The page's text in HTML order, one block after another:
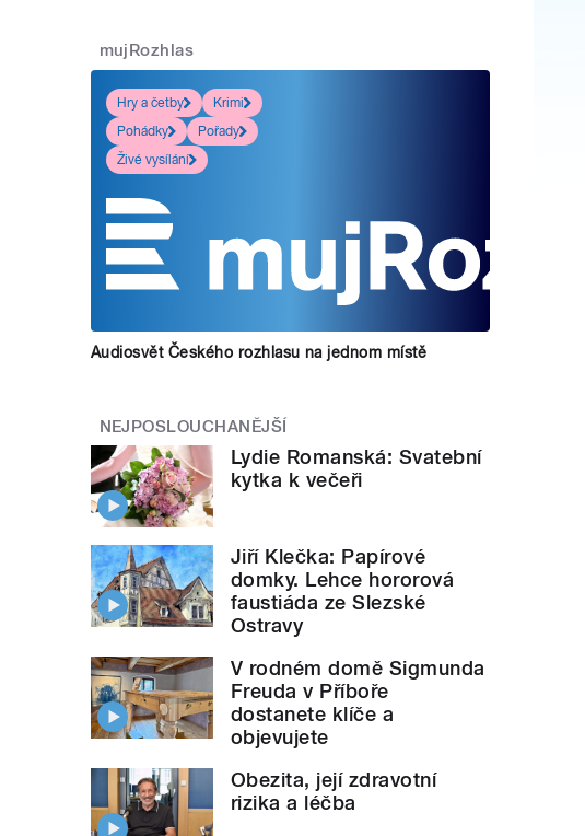
mujRozhlas
Hry a četby
Krimi
Pohádky
Pořady
Živé vysílání
Audiosvět Českého rozhlasu na jednom místě
NEJPOSLOUCHANĚJŠÍ
Lydie Romanská: Svatební
kytka k večeři
Jiří Klečka: Papírové
domky. Lehce hororová
faustiáda ze Slezské
Ostravy
V rodném domě Sigmunda
Freuda v Příboře
dostanete klíče a
objevujete
Obezita, její zdravotní
rizika a léčba